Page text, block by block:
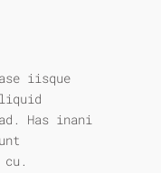
iisque
Has inani